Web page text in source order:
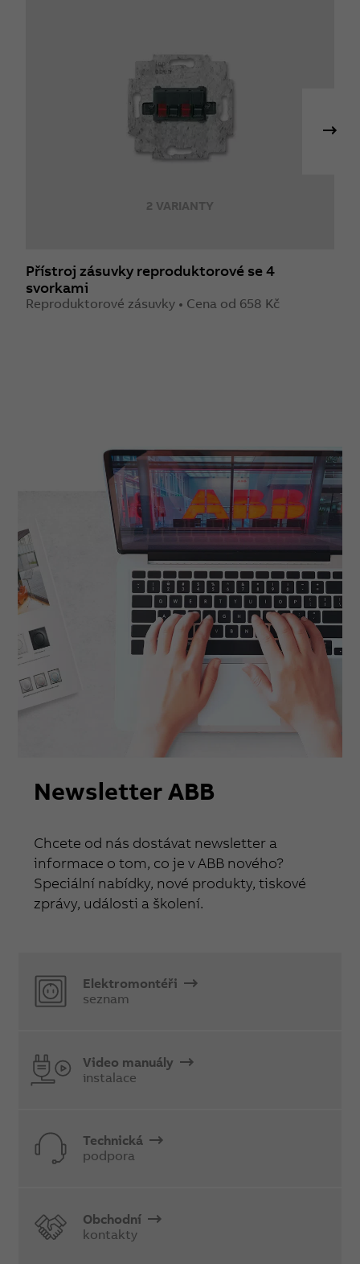
2 VARIANTY
Přístroj zásuvky reproduktorové se 4
svorkami
Reproduktorové zásuvky • Cena od 658 Kč
Newsletter ABB
Chcete od nás dostávat newsletter a
informace o tom, co je v ABB nového?
Speciální nabídky, nové produkty, tiskové
zprávy, události a školení.
Elektromontéři
seznam
Video manuály
instalace
Technická
podpora
Obchodní
kontakty